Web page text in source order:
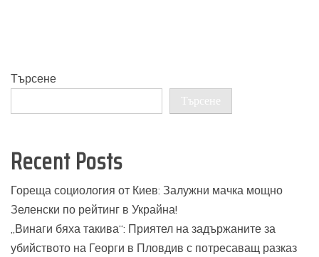
Търсене
Търсене
Recent Posts
Гореща социология от Киев: Залужни мачка мощно
Зеленски по рейтинг в Украйна!
„Винаги бяха такива“: Приятел на задържаните за
убийството на Георги в Пловдив с потресаващ разказ